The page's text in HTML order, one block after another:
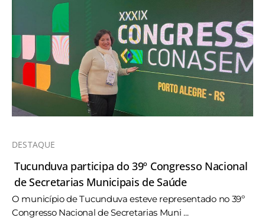
DESTAQUE
Tucunduva participa do 39º Congresso Nacional
de Secretarias Municipais de Saúde
O município de Tucunduva esteve representado no 39º
Congresso Nacional de Secretarias Muni ...